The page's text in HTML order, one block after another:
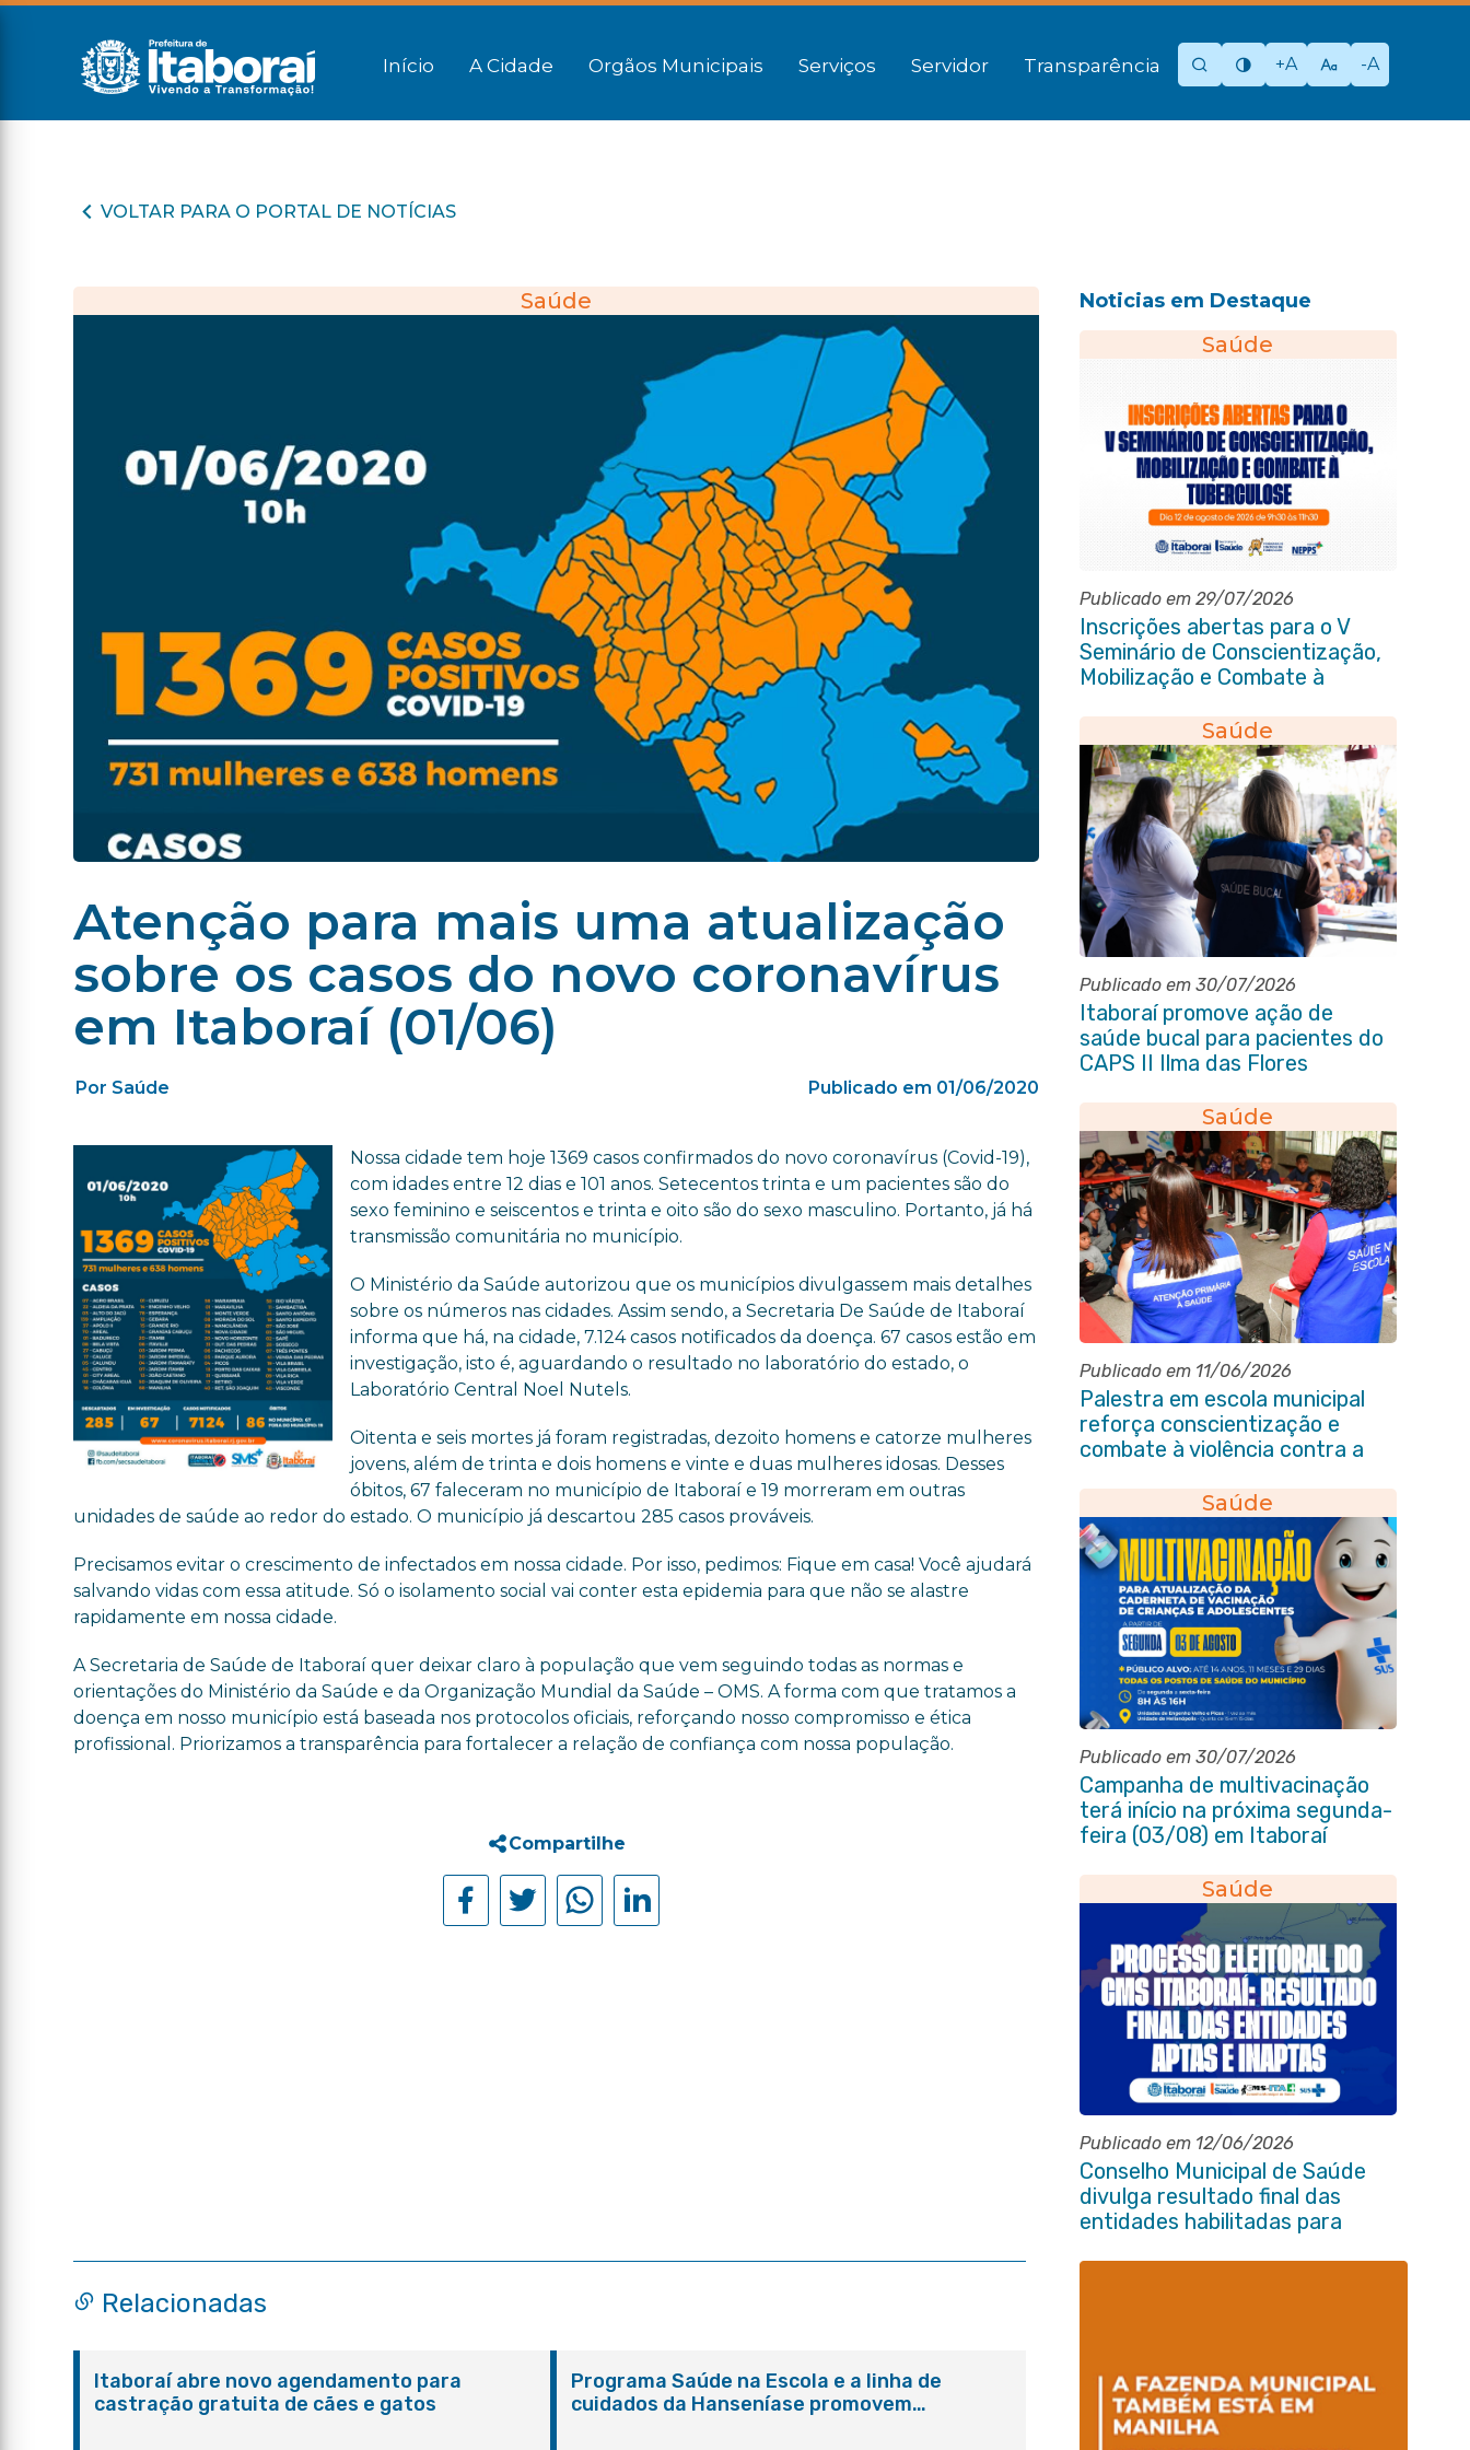
Início A Cidade Orgãos Municipais Serviços Servidor Transparência +A -A
VOLTAR PARA O PORTAL DE NOTÍCIAS
Saúde
Atenção para mais uma atualização
sobre os casos do novo coronavírus
em Itaboraí (01/06)
Por Saúde Publicado em 01/06/2020
Nossa cidade tem hoje 1369 casos confirmados do novo coronavírus (Covid-19),
com idades entre 12 dias e 101 anos. Setecentos trinta e um pacientes são do
sexo feminino e seiscentos e trinta e oito são do sexo masculino. Portanto, já há
transmissão comunitária no município.
O Ministério da Saúde autorizou que os municípios divulgassem mais detalhes
sobre os números nas cidades. Assim sendo, a Secretaria De Saúde de Itaboraí
informa que há, na cidade, 7.124 casos notificados da doença. 67 casos estão em
investigação, isto é, aguardando o resultado no laboratório do estado, o
Laboratório Central Noel Nutels.
Oitenta e seis mortes já foram registradas, dezoito homens e catorze mulheres
jovens, além de trinta e dois homens e vinte e duas mulheres idosas. Desses
óbitos, 67 faleceram no município de Itaboraí e 19 morreram em outras
unidades de saúde ao redor do estado. O município já descartou 285 casos prováveis.
Precisamos evitar o crescimento de infectados em nossa cidade. Por isso, pedimos: Fique em casa! Você ajudará
salvando vidas com essa atitude. Só o isolamento social vai conter esta epidemia para que não se alastre
rapidamente em nossa cidade.
A Secretaria de Saúde de Itaboraí quer deixar claro à população que vem seguindo todas as normas e
orientações do Ministério da Saúde e da Organização Mundial da Saúde – OMS. A forma com que tratamos a
doença em nosso município está baseada nos protocolos oficiais, reforçando nosso compromisso e ética
profissional. Priorizamos a transparência para fortalecer a relação de confiança com nossa população.
Compartilhe
Noticias em Destaque
Saúde
Publicado em 29/07/2026
Inscrições abertas para o V
Seminário de Conscientização,
Mobilização e Combate à
Saúde
Publicado em 30/07/2026
Itaboraí promove ação de
saúde bucal para pacientes do
CAPS II Ilma das Flores
Saúde
Publicado em 11/06/2026
Palestra em escola municipal
reforça conscientização e
combate à violência contra a
Saúde
Publicado em 30/07/2026
Campanha de multivacinação
terá início na próxima segunda-
feira (03/08) em Itaboraí
Saúde
Publicado em 12/06/2026
Conselho Municipal de Saúde
divulga resultado final das
entidades habilitadas para
2030
Relacionadas
Itaboraí abre novo agendamento para
castração gratuita de cães e gatos
Programa Saúde na Escola e a linha de
cuidados da Hanseníase promovem